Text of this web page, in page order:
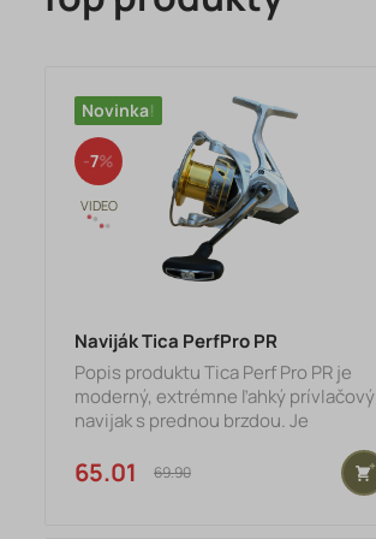
Novinka
7
Naviják Tica PerfPro PR
Popis produktu Tica Perf Pro PR je
moderný, extrémne ľahký prívlačový
navijak s prednou brzdou. Je
vyrobený najnovšou technológiou
uhlíkových kompozitov (Carbon
Composite), ktorá kombinuje rôzne
65.01 €69.90 €